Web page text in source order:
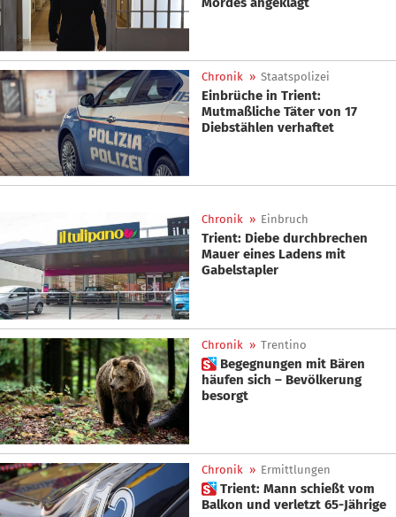
Chronik » Staatspolizei
Einbrüche in Trient:
Mutmaßliche Täter von 17
Diebstählen verhaftet
Chronik » Einbruch
Trient: Diebe durchbrechen
Mauer eines Ladens mit
Gabelstapler
Chronik » Trentino
 Begegnungen mit Bären
häufen sich – Bevölkerung
besorgt
Chronik » Ermittlungen
 Trient: Mann schießt vom
Balkon und verletzt 65-Jährige